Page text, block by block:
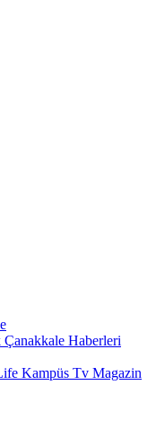
Çanakkale Haberleri
Kampüs Tv Magazin